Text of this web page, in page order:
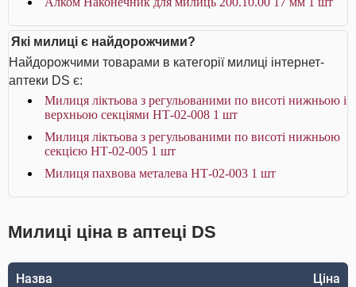
Які милиці є найдорожчими?
Найдорожчими товарами в категорії милиці інтернет-
аптеки DS є:
Милиця ліктьова з регульованими по висоті нижньою і
верхньою секціями НТ-02-008 1 шт
Милиця ліктьова з регульованими по висоті нижньою
секцією НТ-02-005 1 шт
Милиця пахвова металева НТ-02-003 1 шт
Милиці ціна в аптеці DS
Назва Ціна